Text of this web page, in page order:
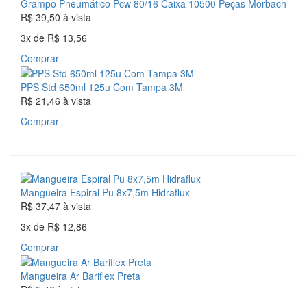
Grampo Pneumático Pcw 80/16 Caixa 10500 Peças Morbach
R$ 39,50 à vista
3x de R$ 13,56
Comprar
PPS Std 650ml 125u Com Tampa 3M
R$ 21,46 à vista
Comprar
Mangueira Espiral Pu 8x7,5m Hidraflux
R$ 37,47 à vista
3x de R$ 12,86
Comprar
Mangueira Ar Bariflex Preta